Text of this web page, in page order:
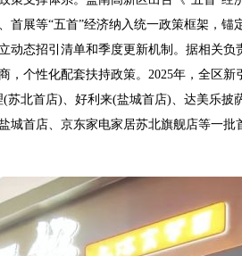
展等“五首”经济纳入统一政策框架，锚
动态招引清单和季度更新机制。据相关负
，个性化配套扶持政策。2025年，全区新
苏北首店)、好利来(盐城首店)、达美乐披
城首店、京东家电家居苏北旗舰店等一批